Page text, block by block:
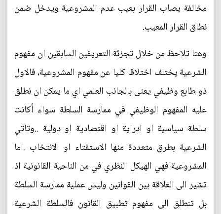
مخالفة يصاب القرار بعيب عدم المشروعية ويدخل ضمن
نطاق القرار المعيب.
وهنا تلاحظ من خلال تجزئة التعريفين السابقين ان مفهوم
الشرعية يختلف اختلاقا كليا عن مفهوم المشروعية، فالاول
ذو طابع وظيفي يعنى بالجانب العلمي اي ما يمكن ان نطلق
عليه المفهوم الوظيفي في ممارسة السلطة سواء أكانت
سلطة سياسية او ادراية او اقتصادية او دولية ..وتاتي
الشرعية بطرق متعددة منها الاستفتاء او الانتخاب .اما
المشروعية فهي الهيكل النظري في من الناحية القانونية اذ
تشير الى العلاقة بين القوانين وليس عملية ممارسة السلطة
بل تنطلق الى مفهوم تطبيق القانون فالسلطة الشرعية